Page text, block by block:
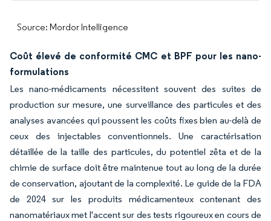
Source: Mordor Intelligence
Coût élevé de conformité CMC et BPF pour les nano-
formulations
Les nano-médicaments nécessitent souvent des suites de
production sur mesure, une surveillance des particules et des
analyses avancées qui poussent les coûts fixes bien au-delà de
ceux des injectables conventionnels. Une caractérisation
détaillée de la taille des particules, du potentiel zêta et de la
chimie de surface doit être maintenue tout au long de la durée
de conservation, ajoutant de la complexité. Le guide de la FDA
de 2024 sur les produits médicamenteux contenant des
nanomatériaux met l'accent sur des tests rigoureux en cours de